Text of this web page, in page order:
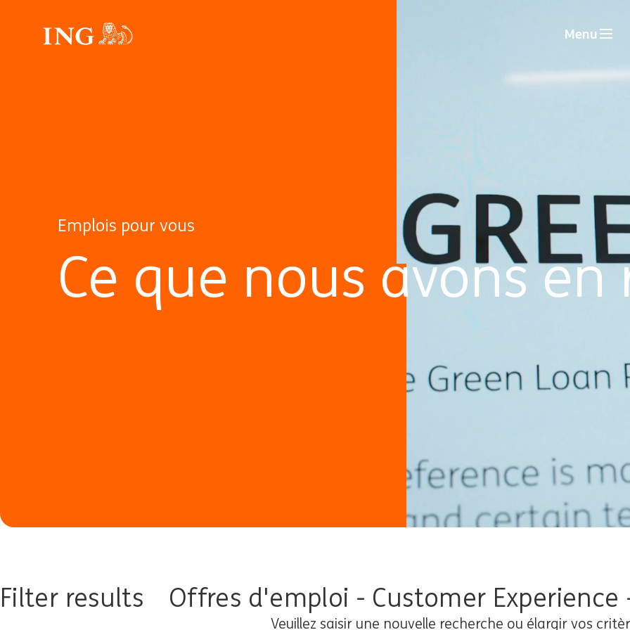
Menu
Emplois pour vous
Ce que nous avons en
Filter results Offres d'emploi - Customer Experience
Veuillez saisir une nouvelle recherche ou élargir vos